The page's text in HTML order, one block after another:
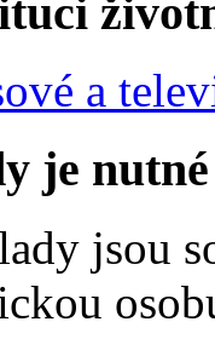
a
je
jsou